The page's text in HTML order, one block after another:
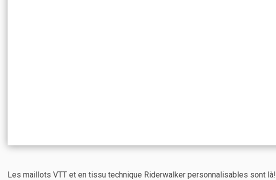
Les maillots VTT et en tissu technique Riderwalker personnalisables sont